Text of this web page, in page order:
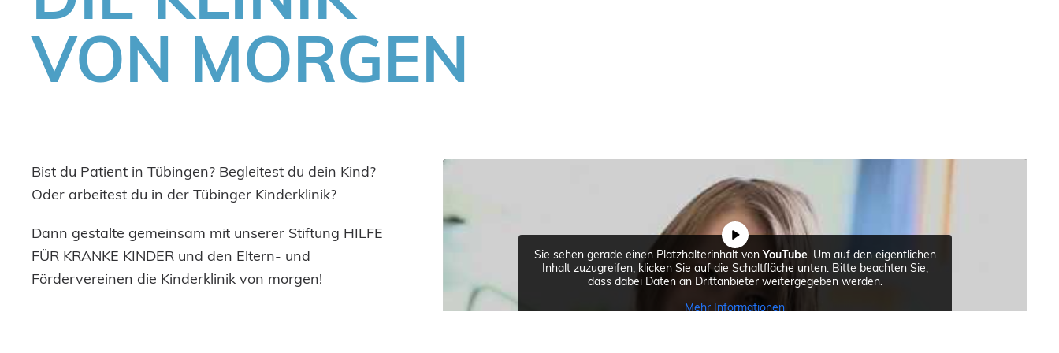
VON MORGEN
Bist du Patient in Tübingen? Begleitest du dein Kind?
Oder arbeitest du in der Tübinger Kinderklinik?
Dann gestalte gemeinsam mit unserer Stiftung HILFE
FÜR KRANKE KINDER und den Eltern- und
Fördervereinen die Kinderklinik von morgen!
Sie sehen gerade einen Platzhalterinhalt vonYouTube . Um auf den eigentlichen
Inhalt zuzugreifen, klicken Sie auf die Schaltfläche unten. Bitte beachten Sie,
dass dabei Daten an Drittanbieter weitergegeben werden.
Mehr Informationen